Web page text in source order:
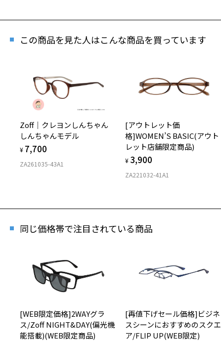
この商品を見た人はこんな商品を買っています
Zoff｜クレヨンしんちゃん
しんちゃんモデル
¥ 7,700
ZA261035-43A1
[アウトレット価
格]WOMEN’S BASIC(アウト
レット店舗限定商品)
¥ 3,900
ZA221032-41A1
同じ価格帯で注目されている商品
[WEB限定価格]2WAYグラ
ス/Zoff NIGHT&DAY(偏光機
能搭載)(WEB限定商品)
[再値下げセール価格]ビジネ
スシーンにおすすめのスクエ
ア/FLIP UP(WEB限定)